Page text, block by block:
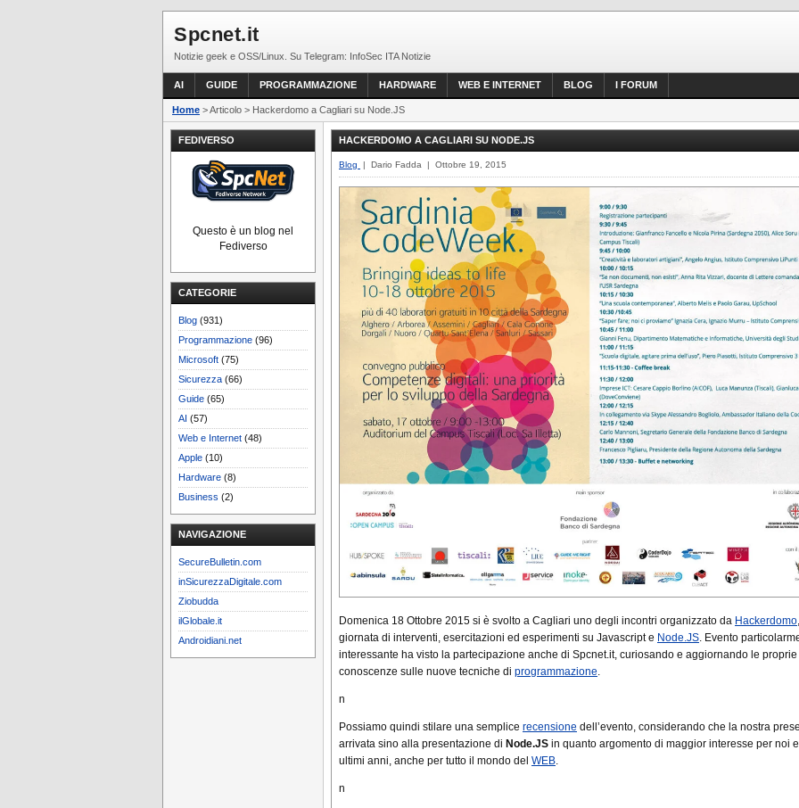
Spcnet.it
Notizie geek e OSS/Linux. Su Telegram: InfoSec ITA Notizie
AI GUIDE PROGRAMMAZIONE HARDWARE WEB E INTERNET BLOG I FORUM
Home > Articolo > Hackerdomo a Cagliari su Node.JS
FEDIVERSO
Questo è un blog nel
Fediverso
CATEGORIE
Blog (931)
Programmazione (96)
Microsoft (75)
Sicurezza (66)
Guide (65)
AI (57)
Web e Internet (48)
Apple (10)
Hardware (8)
Business (2)
NAVIGAZIONE
SecureBulletin.com
inSicurezzaDigitale.com
Ziobudda
ilGlobale.it
Androidiani.net
HACKERDOMO A CAGLIARI SU NODE.JS
Blog | Dario Fadda | Ottobre 19, 2015
Domenica 18 Ottobre 2015 si è svolto a Cagliari uno degli incontri organizzato da Hackerdomo
giornata di interventi, esercitazioni ed esperimenti su Javascript e Node.JS. Evento
interessante ha visto la partecipazione anche di Spcnet.it, curiosando e aggiornando le proprie
conoscenze sulle nuove tecniche di programmazione.
n
Possiamo quindi stilare una semplice recensione dell’evento, considerando che la nostra
arrivata sino alla presentazione di Node.JS in quanto argomento di maggior interesse per noi
ultimi anni, anche per tutto il mondo del WEB.
n